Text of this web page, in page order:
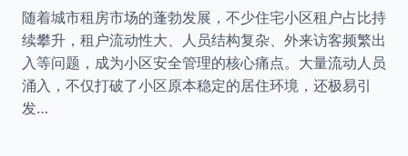
随着城市租房市场的蓬勃发展，不少住宅小区租户占比持
续攀升，租户流动性大、人员结构复杂、外来访客频繁出
入等问题，成为小区安全管理的核心痛点。大量流动人员
涌入，不仅打破了小区原本稳定的居住环境，还极易引
发…